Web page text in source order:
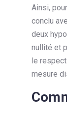
Ainsi,
conclu
deux
nullité et
le
mesure